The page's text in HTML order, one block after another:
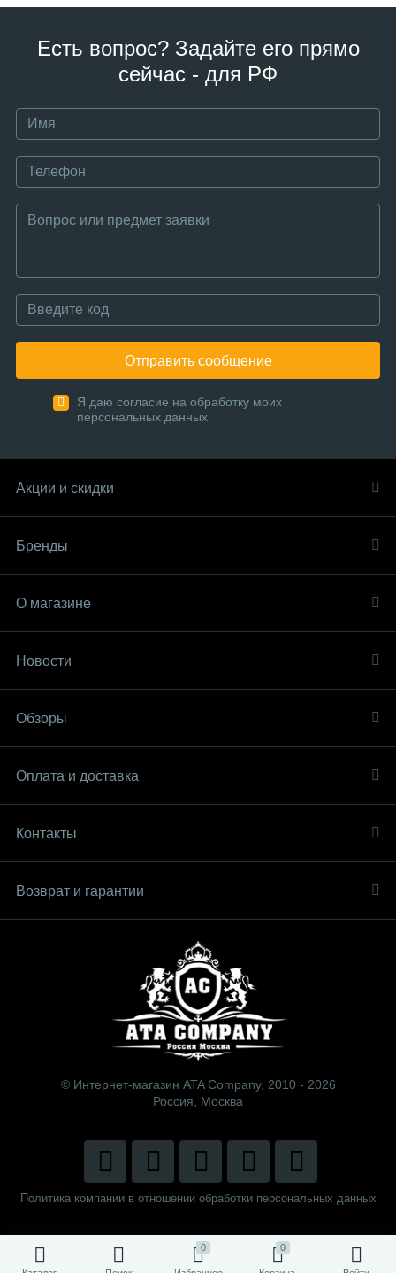
0 0
Есть вопрос? Задайте его прямо
сейчас - для РФ
Отправить сообщение
Я даю согласие на обработку моих
персональных данных
Акции и скидки
Бренды
О магазине
Новости
Обзоры
Оплата и доставка
Контакты
Возврат и гарантии
© Интернет-магазин ATA Company, 2010 - 2026
Россия, Москва
Политика компании в отношении обработки персональных данных